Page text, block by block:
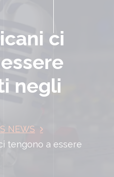
ci
negli
NEWS
tengono a essere